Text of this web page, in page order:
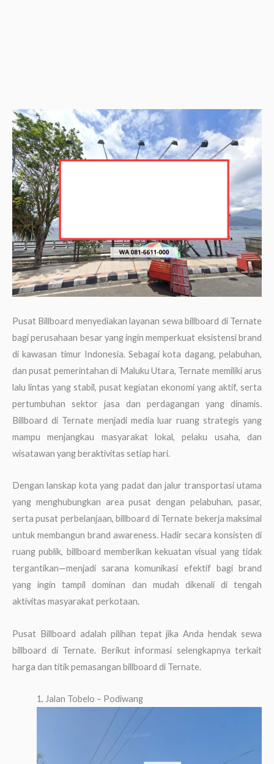
Pusat Billboard menyediakan layanan sewa billboard di Ternate
bagi perusahaan besar yang ingin memperkuat eksistensi brand
di kawasan timur Indonesia. Sebagai kota dagang, pelabuhan,
dan pusat pemerintahan di Maluku Utara, Ternate memiliki arus
lalu lintas yang stabil, pusat kegiatan ekonomi yang aktif, serta
pertumbuhan sektor jasa dan perdagangan yang dinamis.
Billboard di Ternate menjadi media luar ruang strategis yang
mampu menjangkau masyarakat lokal, pelaku usaha, dan
wisatawan yang beraktivitas setiap hari.
Dengan lanskap kota yang padat dan jalur transportasi utama
yang menghubungkan area pusat dengan pelabuhan, pasar,
serta pusat perbelanjaan, billboard di Ternate bekerja maksimal
untuk membangun brand awareness. Hadir secara konsisten di
ruang publik, billboard memberikan kekuatan visual yang tidak
tergantikan—menjadi sarana komunikasi efektif bagi brand
yang ingin tampil dominan dan mudah dikenali di tengah
aktivitas masyarakat perkotaan.
Pusat Billboard adalah pilihan tepat jika Anda hendak sewa
billboard di Ternate. Berikut informasi selengkapnya terkait
harga dan titik pemasangan billboard di Ternate.
1. Jalan Tobelo – Podiwang